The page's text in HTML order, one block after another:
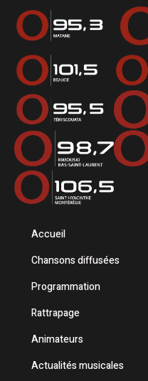
Accueil
Chansons diffusées
Programmation
Rattrapage
Animateurs
Actualités musicales